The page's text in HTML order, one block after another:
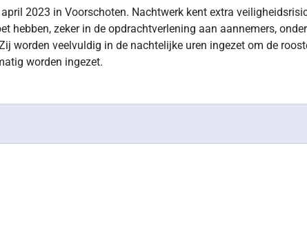
2023 in Voorschoten. Nachtwerk kent extra
zeker in de opdrachtverlening aan aannemers,
worden veelvuldig in de nachtelijke uren ingezet om de
worden ingezet.